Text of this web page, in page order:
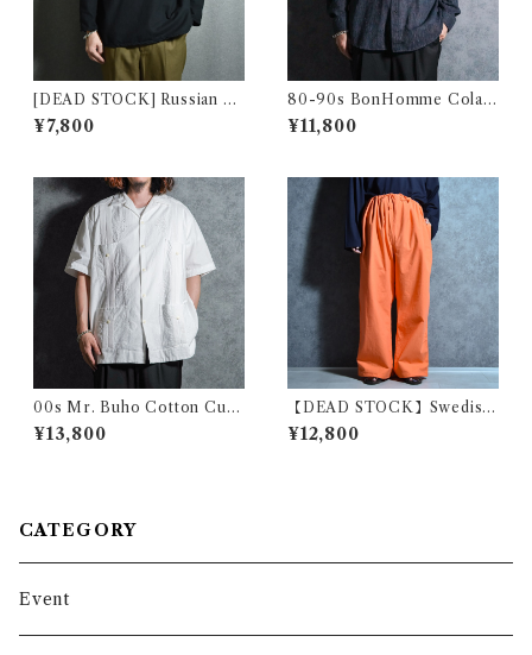
[DEAD STOCK] Russian Mi
litary Sleeping Shirts Henr
yneck ロシア軍 スリーピング
¥7,800
80-90s BonHomme Colar
Yarn Shirts ボンオム カラー
ヤーン カラミ シャツ アメリカ
¥11,800
00s Mr. Buho Cotton Cuba
Shirts.ミスターブーホー コッ
トン キューバシャツ メキシコ
¥13,800
【DEAD STOCK】Swedish
Army M40 Snow Camoufla
ge Pants Orange スウェーデ
¥12,800
CATEGORY
Event